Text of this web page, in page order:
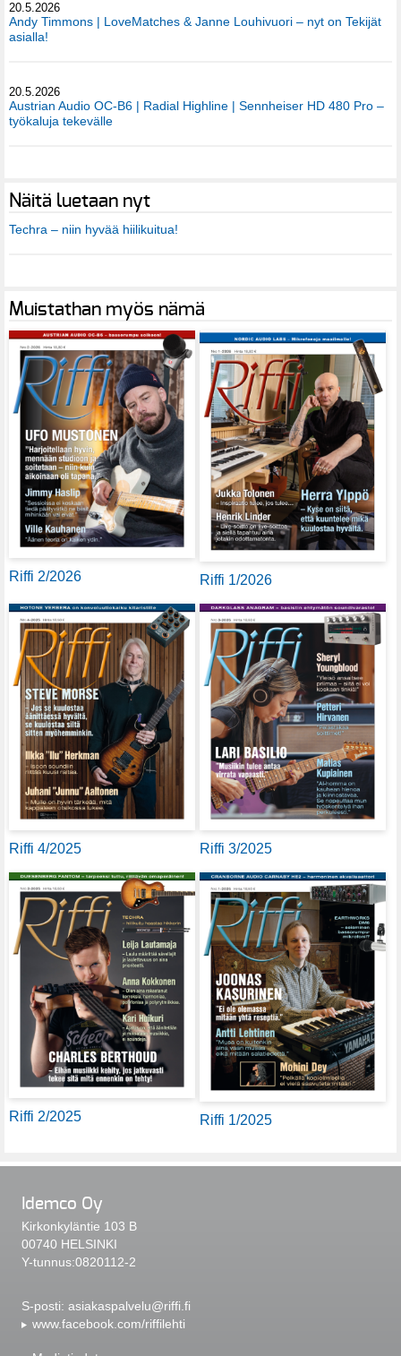
20.5.2026
Andy Timmons | LoveMatches & Janne Louhivuori – nyt on Tekijät
asialla!
20.5.2026
Austrian Audio OC-B6 | Radial Highline | Sennheiser HD 480 Pro –
työkaluja tekevälle
Näitä luetaan nyt
Techra – niin hyvää hiilikuitua!
Muistathan myös nämä
Riffi 2/2026 Riffi 1/2026
Riffi 4/2025 Riffi 3/2025
Riffi 2/2025 Riffi 1/2025
Idemco Oy
Kirkonkyläntie 103 B
00740 HELSINKI
Y-tunnus:0820112-2
S-posti: asiakaspalvelu@riffi.fi
www.facebook.com/riffilehti